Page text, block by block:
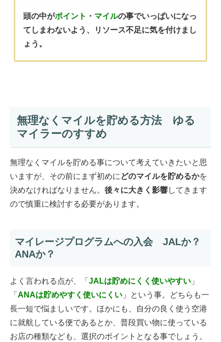
頭の中がポイント ・ マイルの事でいっぱいになっ
てしまわないよう、リソース不足に気を付けまし
ょう。
無理なくマイルを貯める方法 ゆる
マイラーのすすめ
無理なくマイルを貯める事について考えていきたいと思
いますが、その前にまず初めに どのマイルを貯めるかを
決めなければなりません。 後々に大きく影響してきます
ので慎重に検討する必要があります。
マイレージプログラムへの入会 JALか？
ANAか？
よく言われる点が、「 JALは貯めにくく使いやすい 」
「 ANAは貯めやすく使いにくい 」という事。どちらも一
長一短で悩ましいです。ほかにも、自分の良く使う空港
に就航している便であるとか、普段買い物に使っている
お店の種類なども、選択のポイントとなる事でしょう。